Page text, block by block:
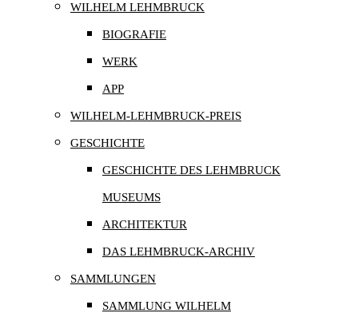
WILHELM LEHMBRUCK
BIOGRAFIE
WERK
APP
WILHELM-LEHMBRUCK-PREIS
GESCHICHTE
GESCHICHTE DES LEHMBRUCK
MUSEUMS
ARCHITEKTUR
DAS LEHMBRUCK-ARCHIV
SAMMLUNGEN
SAMMLUNG WILHELM